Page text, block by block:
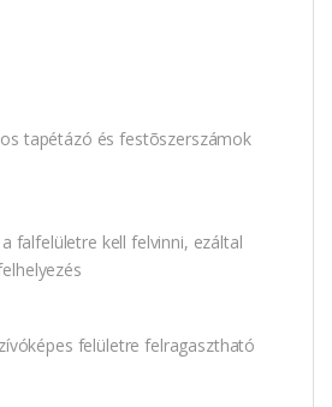
és festõszerszámok
kell felvinni, ezáltal
felületre felragasztható